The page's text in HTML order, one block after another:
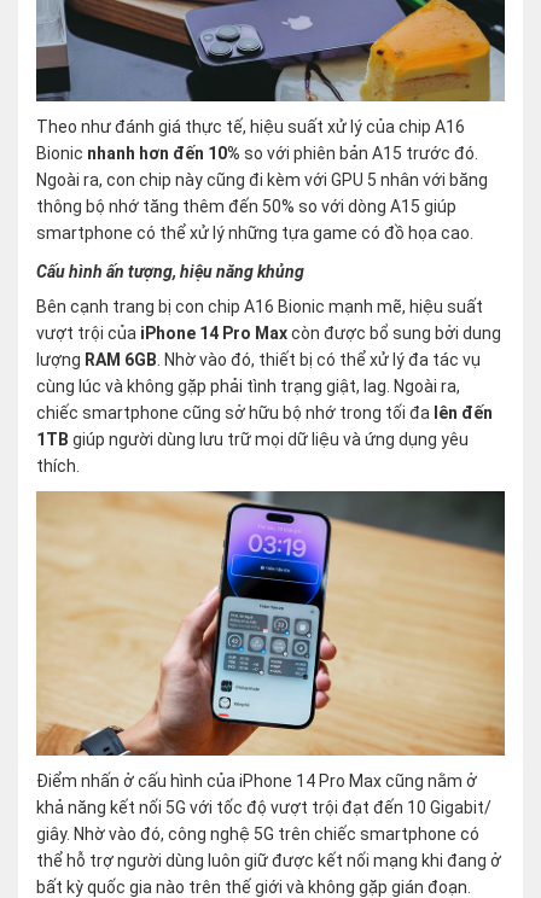
Theo như đánh giá thực tế, hiệu suất xử lý của chip A16
Bionic nhanh hơn đến 10% so với phiên bản A15 trước đó.
Ngoài ra, con chip này cũng đi kèm với GPU 5 nhân với băng
thông bộ nhớ tăng thêm đến 50% so với dòng A15 giúp
smartphone có thể xử lý những tựa game có đồ họa cao.
Cấu hình ấn tượng, hiệu năng khủng
Bên cạnh trang bị con chip A16 Bionic mạnh mẽ, hiệu suất
vượt trội của iPhone 14 Pro Maxcòn được bổ sung bởi dung
lượng RAM 6GB. Nhờ vào đó, thiết bị có thể xử lý đa tác vụ
cùng lúc và không gặp phải tình trạng giật, lag. Ngoài ra,
chiếc smartphone cũng sở hữu bộ nhớ trong tối đa lên đến
1TB giúp người dùng lưu trữ mọi dữ liệu và ứng dụng yêu
thích.
Điểm nhấn ở cấu hình của iPhone 14 Pro Max cũng nằm ở
khả năng kết nối 5G với tốc độ vượt trội đạt đến 10 Gigabit/
giây. Nhờ vào đó, công nghệ 5G trên chiếc smartphone có
thể hỗ trợ người dùng luôn giữ được kết nối mạng khi đang ở
bất kỳ quốc gia nào trên thế giới và không gặp gián đoạn.